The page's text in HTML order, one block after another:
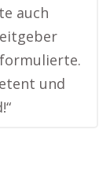
auch
und